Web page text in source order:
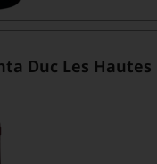
Duc Les Hautes